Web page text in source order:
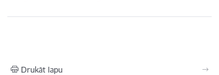
Drukāt lapu